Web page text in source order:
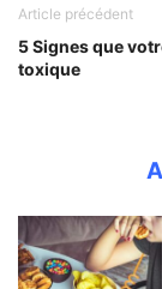
Article précédent
5 Signes que
toxique